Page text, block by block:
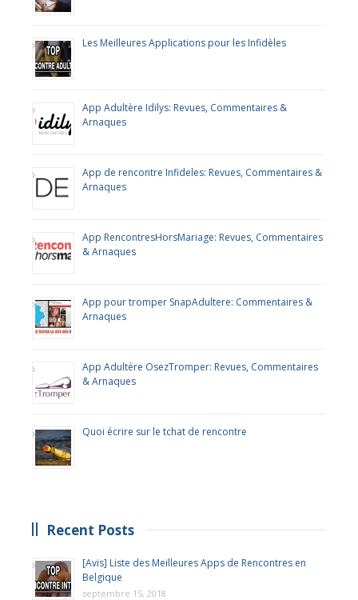
Les Meilleures Applications pour les Infidèles
App Adultère Idilys: Revues, Commentaires &
Arnaques
App de rencontre Infideles: Revues, Commentaires &
Arnaques
App RencontresHorsMariage: Revues, Commentaires
& Arnaques
App pour tromper SnapAdultere: Commentaires &
Arnaques
App Adultère OsezTromper: Revues, Commentaires
& Arnaques
Quoi écrire sur le tchat de rencontre
Recent Posts
[Avis] Liste des Meilleures Apps de Rencontres en
Belgique
septembre 15, 2018